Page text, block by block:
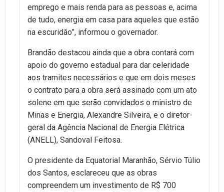
emprego e mais renda para as pessoas e, acima
de tudo, energia em casa para aqueles que estão
na escuridão”, informou o governador.
Brandão destacou ainda que a obra contará com
apoio do governo estadual para dar celeridade
aos tramites necessários e que em dois meses
o contrato para a obra será assinado com um ato
solene em que serão convidados o ministro de
Minas e Energia, Alexandre Silveira, e o diretor-
geral da Agência Nacional de Energia Elétrica
(ANELL), Sandoval Feitosa.
O presidente da Equatorial Maranhão, Sérvio Túlio
dos Santos, esclareceu que as obras
compreendem um investimento de R$ 700